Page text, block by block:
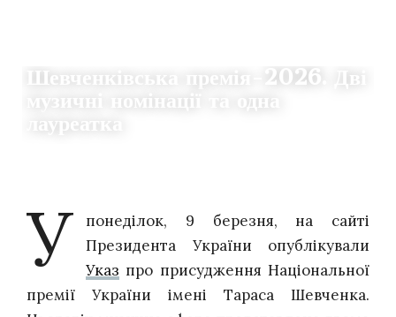
Шевченківська премія-2026. Дві
музичні номінації та одна
лауреатка
У понеділок, 9 березня, на сайті
Президента України опублікували
Указ про присудження Національної
премії України імені Тараса Шевченка.